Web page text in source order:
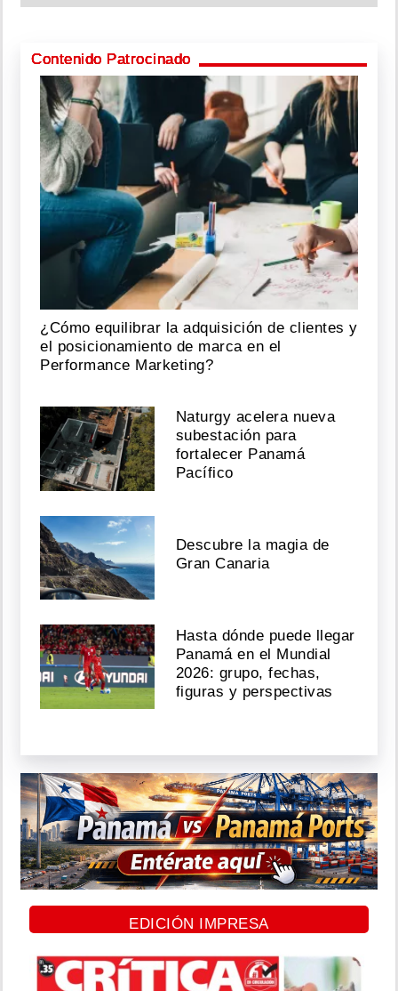
Contenido Patrocinado
¿Cómo equilibrar la adquisición de clientes y
el posicionamiento de marca en el
Performance Marketing?
Naturgy acelera nueva
subestación para
fortalecer Panamá
Pacífico
Descubre la magia de
Gran Canaria
Hasta dónde puede llegar
Panamá en el Mundial
2026: grupo, fechas,
figuras y perspectivas
EDICIÓN IMPRESA